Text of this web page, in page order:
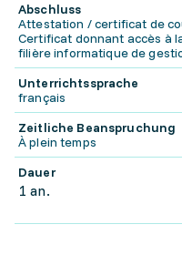
Abschluss
Attestation / certificat de
Certificat donnant accès à
filière informatique de
Unterrichtssprache
français
Zeitliche Beanspruchung
À plein temps
Dauer
1 an.